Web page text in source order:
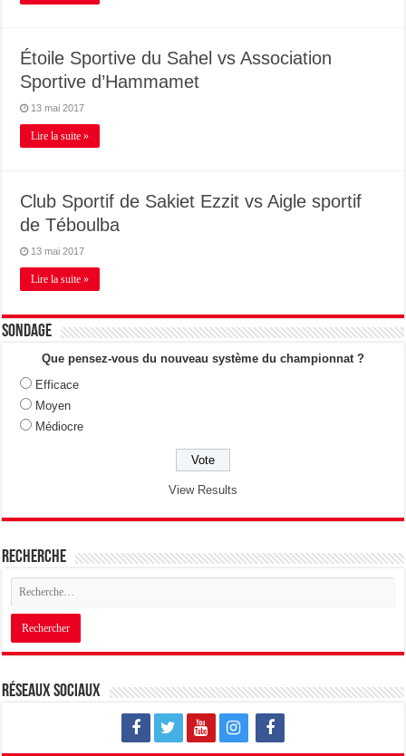
Étoile Sportive du Sahel vs Association
Sportive d’Hammamet
13 mai 2017
Lire la suite »
Club Sportif de Sakiet Ezzit vs Aigle sportif
de Téboulba
13 mai 2017
Lire la suite »
Sondage
Que pensez-vous du nouveau système du championnat ?
Efficace
Moyen
Médiocre
View Results
Recherche
Réseaux sociaux